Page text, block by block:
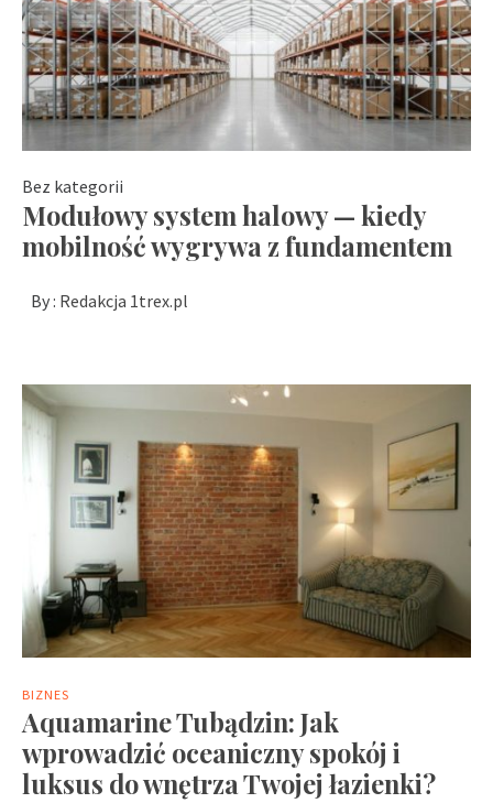
Bez kategorii
Modułowy system halowy — kiedy
mobilność wygrywa z fundamentem
By : Redakcja 1trex.pl
BIZNES
Aquamarine Tubądzin: Jak
wprowadzić oceaniczny spokój i
luksus do wnętrza Twojej łazienki?